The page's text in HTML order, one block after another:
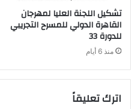
تشكيل اللجنة العليا لمهرجان
القاهرة الدولي للمسرح التجريبي
للدورة 33
منذ 6 أيام
اترك تعليقاً